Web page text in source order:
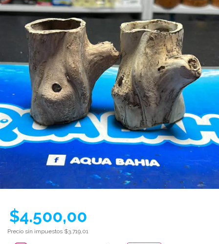
$4.500,00
Precio sin impuestos $3.719,01